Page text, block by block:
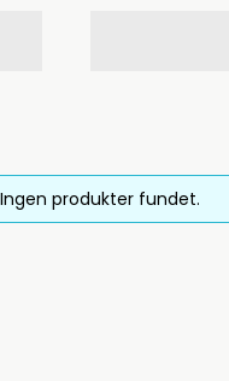
Ingen produkter fundet.